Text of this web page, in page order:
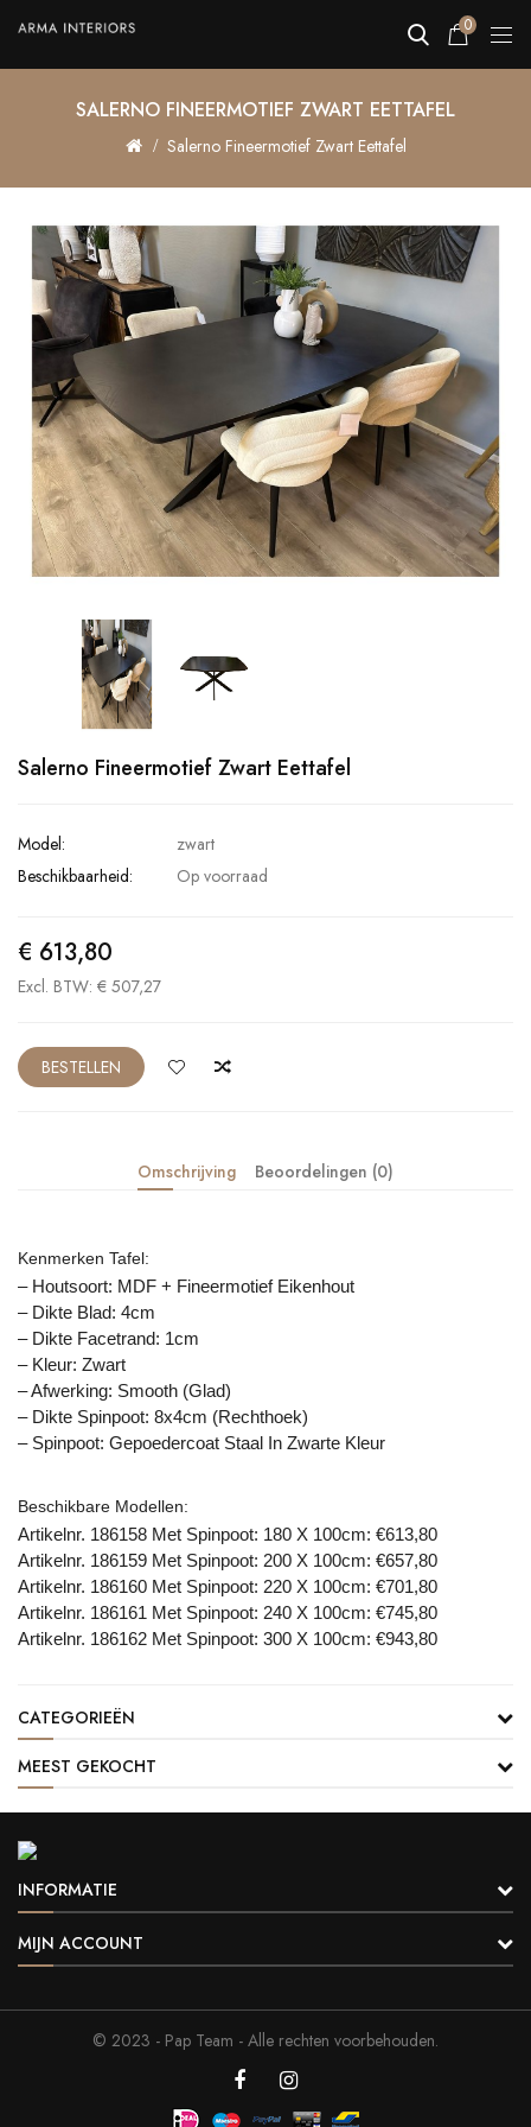
0
SALERNO FINEERMOTIEF ZWART EETTAFEL
Salerno Fineermotief Zwart Eettafel
Salerno Fineermotief Zwart Eettafel
Model:
zwart
Beschikbaarheid:
Op voorraad
€ 613,80
Excl. BTW: € 507,27
BESTELLEN
Omschrijving Beoordelingen (0)
Kenmerken Tafel:
– Houtsoort: MDF + Fineermotief Eikenhout
– Dikte Blad: 4cm
– Dikte Facetrand: 1cm
– Kleur: Zwart
– Afwerking: Smooth (glad)
– Dikte Spinpoot: 8x4cm (rechthoek)
– Spinpoot: Gepoedercoat Staal In Zwarte Kleur
Beschikbare Modellen:
Artikelnr. 186158 Met Spinpoot: 180 X 100cm: €613,80
Artikelnr. 186159 Met Spinpoot: 200 X 100cm: €657,80
Artikelnr. 186160 Met Spinpoot: 220 X 100cm: €701,80
Artikelnr. 186161 Met Spinpoot: 240 X 100cm: €745,80
Artikelnr. 186162 Met Spinpoot: 300 X 100cm: €943,80
CATEGORIEËN
MEEST GEKOCHT
INFORMATIE
MIJN ACCOUNT
© 2023 - Pap Team - Alle rechten voorbehouden.